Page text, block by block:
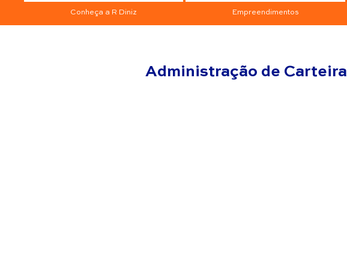
Conheça a R Diniz Empreendimentos
Administração de Carteira